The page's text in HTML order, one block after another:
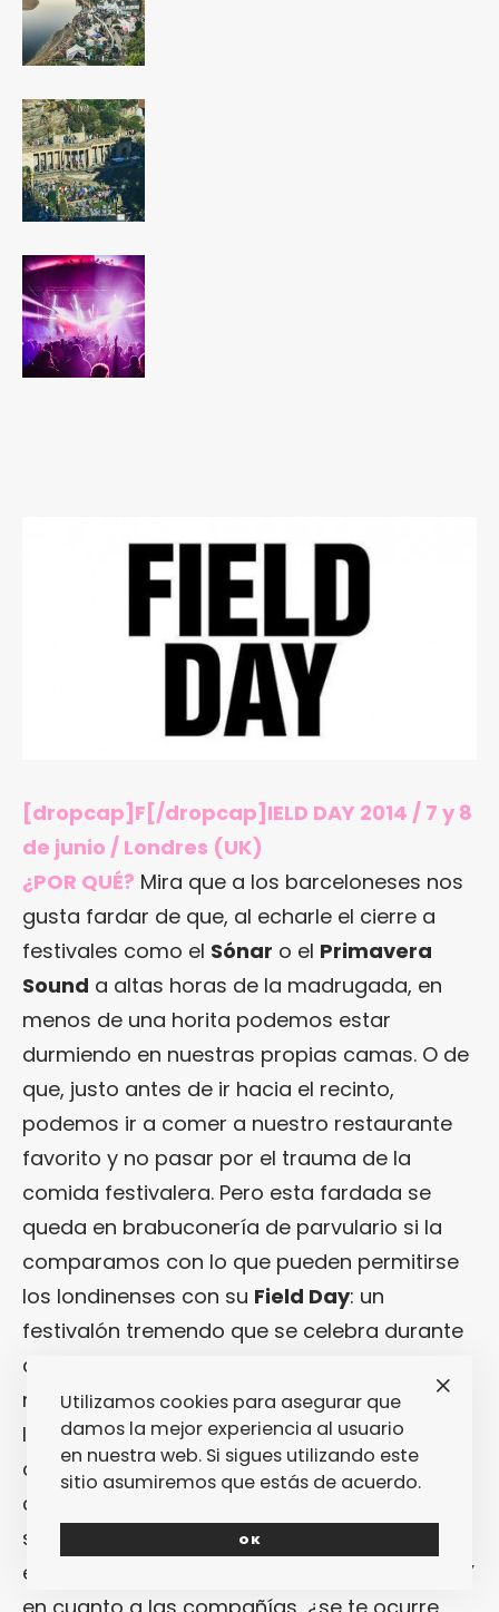
[dropcap]F[/dropcap]IELD DAY 2014 / 7 y 8
de junio / Londres (UK)
¿POR QUÉ? Mira que a los barceloneses nos
gusta fardar de que, al echarle el cierre a
festivales como el Sónar o el Primavera
Sound a altas horas de la madrugada, en
menos de una horita podemos estar
durmiendo en nuestras propias camas. O de
que, justo antes de ir hacia el recinto,
podemos ir a comer a nuestro restaurante
favorito y no pasar por el trauma de la
comida festivalera. Pero esta fardada se
queda en brabuconería de parvulario si la
comparamos con lo que pueden permitirse
los londinenses con su Field Day: un
festivalón tremendo que se celebra durante
dos días en un lugar tan céntrico como los
mismísimos Victoria Gardens. Una puñetera
locura: el buen tiempo ya ha llegado a la
capital inglesa, el musicón lo aporta un
cartel que muestra un morro finísimo (en
serio: lo tiene absolutamente todo haciendo
el mínimo de concesiones al
)… Y
Utilizamos cookies para asegurar que
damos la mejor experiencia al usuario
en nuestra web. Si sigues utilizando este
sitio asumiremos que estás de acuerdo.
OK